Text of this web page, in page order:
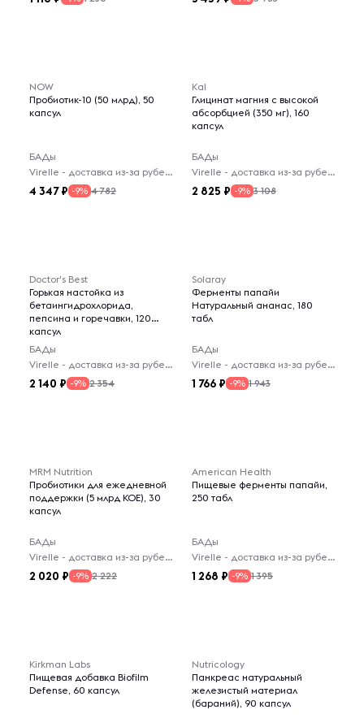
NOW
Пробиотик-10 (50 млрд), 50
капсул
БАДы
Virelle - доставка из-за рубежа
4 347 -9% 4 782
Kal
Глицинат магния с высокой
абсорбцией (350 мг), 160
капсул
БАДы
Virelle - доставка из-за рубежа
2 825 -9% 3 108
Doctor's Best
Горькая настойка из
бетаингидрохлорида,
пепсина и горечавки, 120
капсул
БАДы
Virelle - доставка из-за рубежа
2 140 -9% 2 354
Solaray
Ферменты папайи
Натуральный ананас, 180
табл
БАДы
Virelle - доставка из-за рубежа
1 766 -9% 1 943
MRM Nutrition
Пробиотики для ежедневной
поддержки (5 млрд КОЕ), 30
капсул
БАДы
Virelle - доставка из-за рубежа
2 020 -9% 2 222
American Health
Пищевые ферменты папайи,
250 табл
БАДы
Virelle - доставка из-за рубежа
1 268 -9% 1 395
Kirkman Labs
Пищевая добавка Biofilm
Defense, 60 капсул
Nutricology
Панкреас натуральный
железистый материал
(бараний), 90 капсул